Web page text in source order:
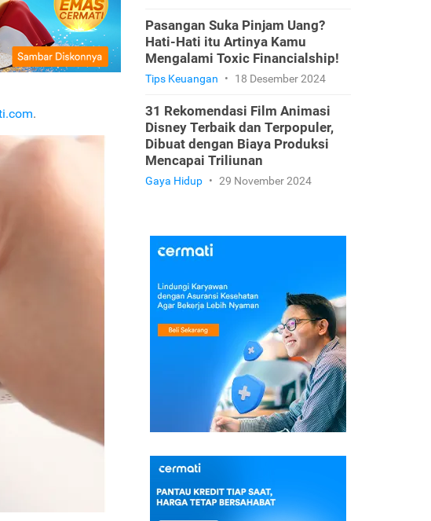
.
Pasangan Suka Pinjam Uang?
Hati-Hati itu Artinya Kamu
Mengalami Toxic Financialship!
Tips Keuangan • 18 Desember 2024
31 Rekomendasi Film Animasi
Disney Terbaik dan Terpopuler,
Dibuat dengan Biaya Produksi
Mencapai Triliunan
Gaya Hidup • 29 November 2024